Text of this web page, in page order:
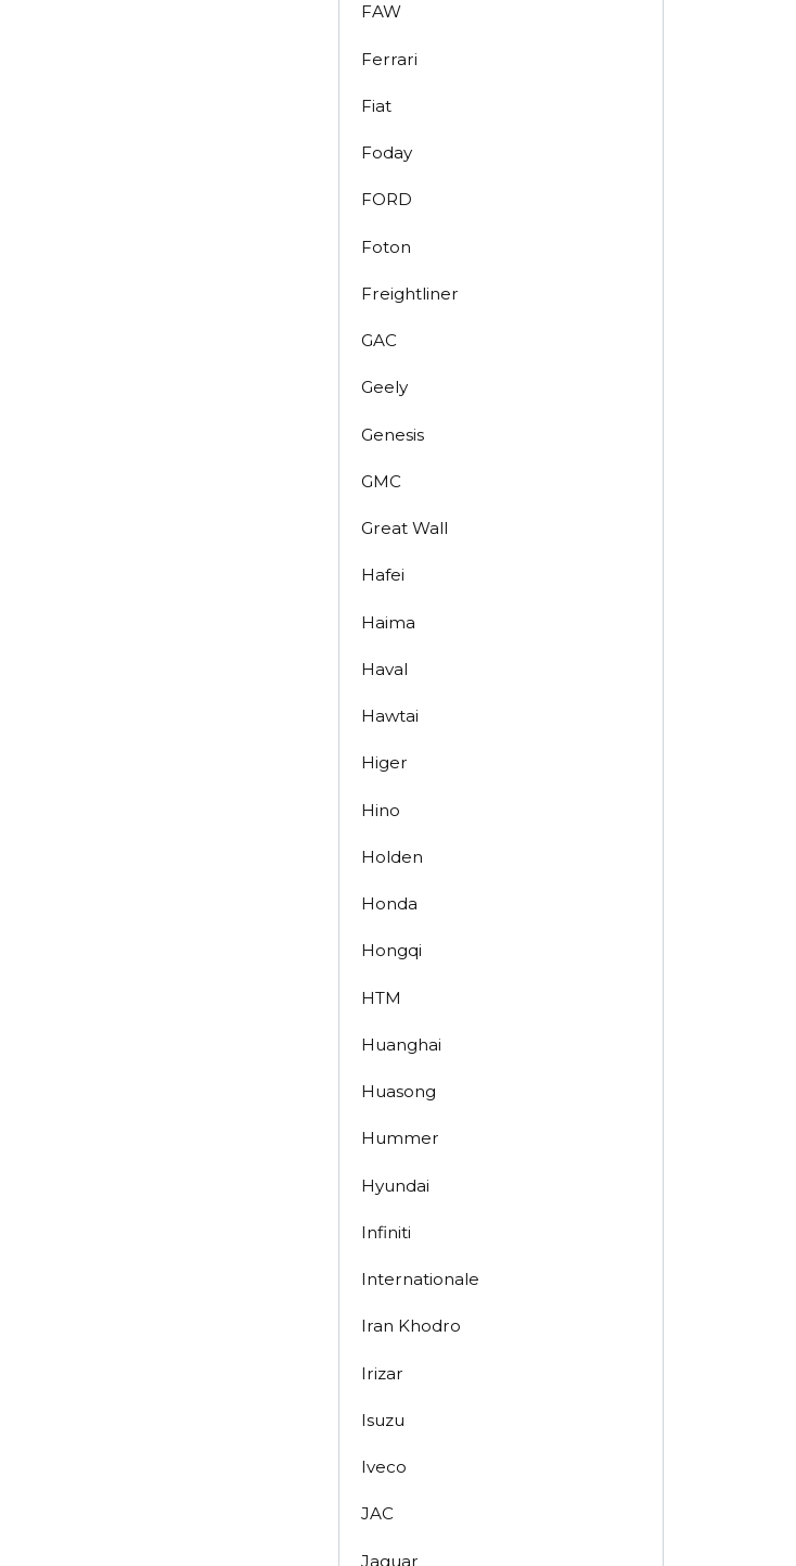
FAW
Ferrari
Fiat
Foday
FORD
Foton
Freightliner
GAC
Geely
Genesis
GMC
Great Wall
Hafei
Haima
Haval
Hawtai
Higer
Hino
Holden
Honda
Hongqi
HTM
Huanghai
Huasong
Hummer
Hyundai
Infiniti
Internationale
Iran Khodro
Irizar
Isuzu
Iveco
JAC
Jaguar